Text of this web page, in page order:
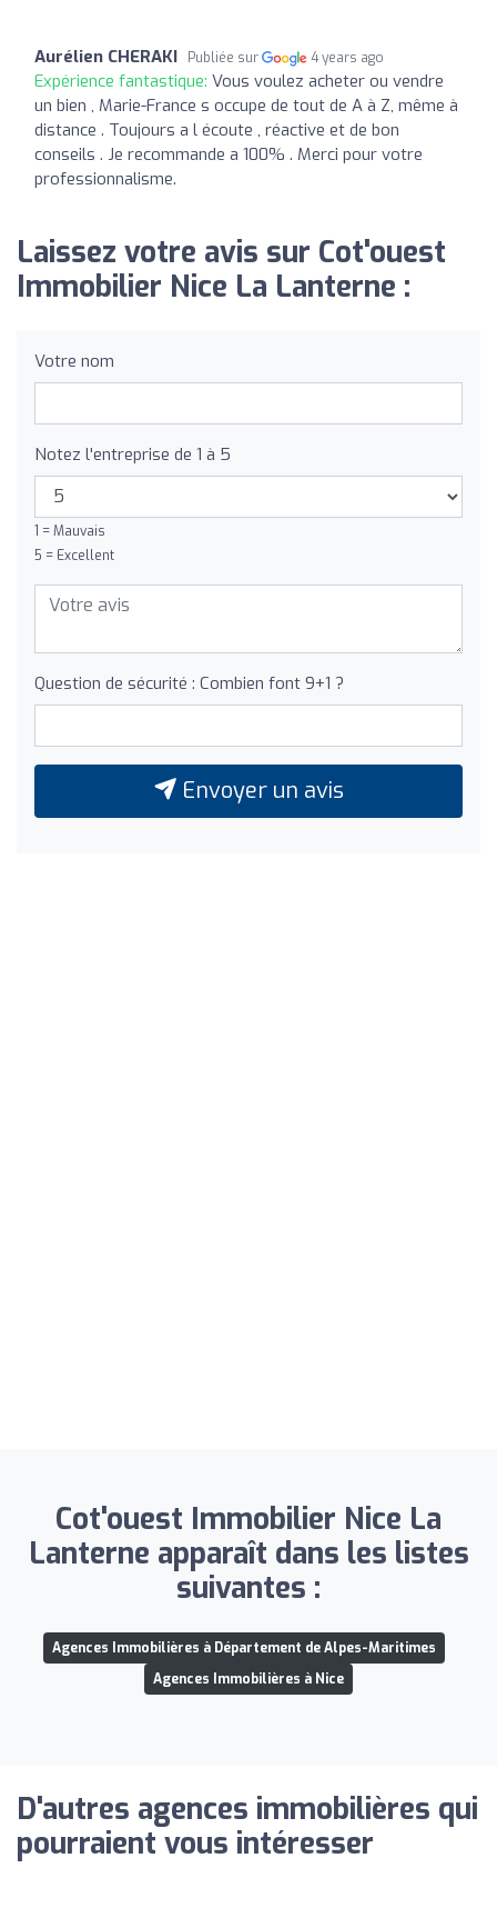
Aurélien CHERAKI Publiée sur 4 years ago
Expérience fantastique: Vous voulez acheter ou vendre
un bien , Marie-France s occupe de tout de A à Z, même à
distance . Toujours a l écoute , réactive et de bon
conseils . Je recommande a 100% . Merci pour votre
professionnalisme.
Laissez votre avis sur Cot'ouest
Immobilier Nice La Lanterne :
Votre nom
Notez l'entreprise de 1 à 5
1 = Mauvais
5 = Excellent
Question de sécurité : Combien font 9+1 ?
Envoyer un avis
Cot'ouest Immobilier Nice La
Lanterne apparaît dans les listes
suivantes :
Agences Immobilières à Département de Alpes-Maritimes
Agences Immobilières à Nice
D'autres agences immobilières qui
pourraient vous intéresser